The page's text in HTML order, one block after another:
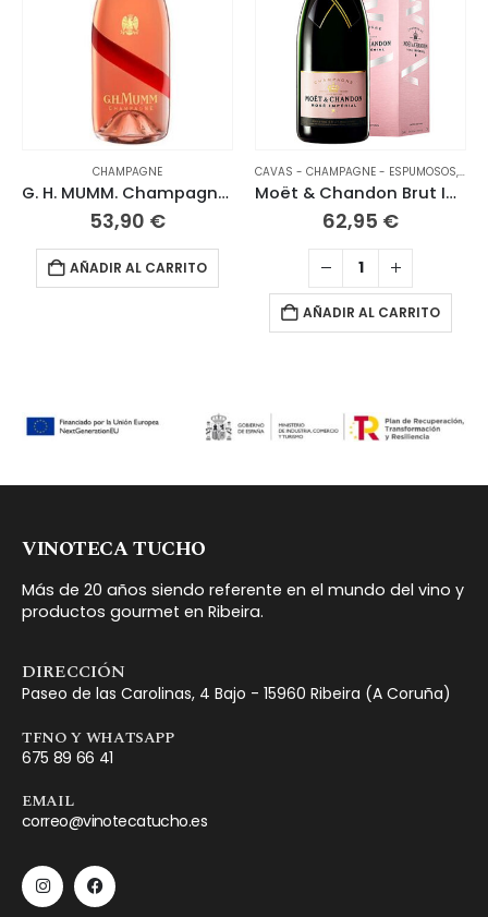
CHAMPAGNE
G. H. MUMM. Champagne Rosé
53,90 €
AÑADIR AL CARRITO
CAVAS - CHAMPAGNE - ESPUMOSOS,
Moët & Chandon Brut Impérial Rosé con estuche
62,95 €
AÑADIR AL CARRITO
VINOTECA TUCHO
Más de 20 años siendo referente en el mundo del vino y
productos gourmet en Ribeira.
DIRECCIÓN
Paseo de las Carolinas, 4 Bajo - 15960 Ribeira (A Coruña)
TFNO Y WHATSAPP
675 89 66 41
EMAIL
correo@vinotecatucho.es